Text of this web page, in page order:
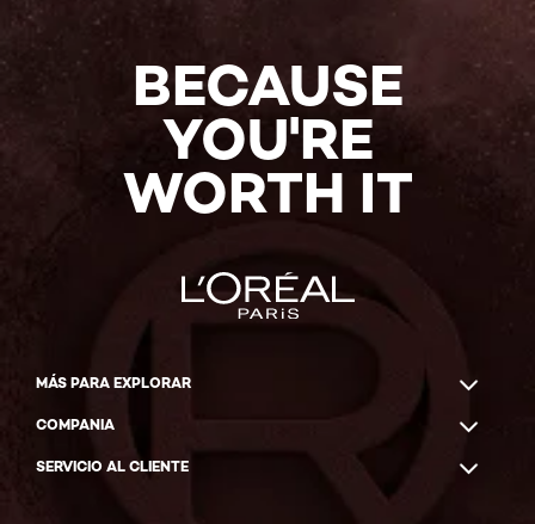
EN
BECAUSE
YOU'RE
WORTH IT
MÁS PARA EXPLORAR
COMPANIA
SERVICIO AL CLIENTE